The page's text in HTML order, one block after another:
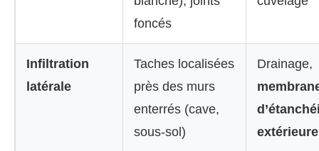
foncés
Infiltration
latérale
Taches localisées
près des murs
enterrés (cave,
sous-sol)
Drainage,
extérieure